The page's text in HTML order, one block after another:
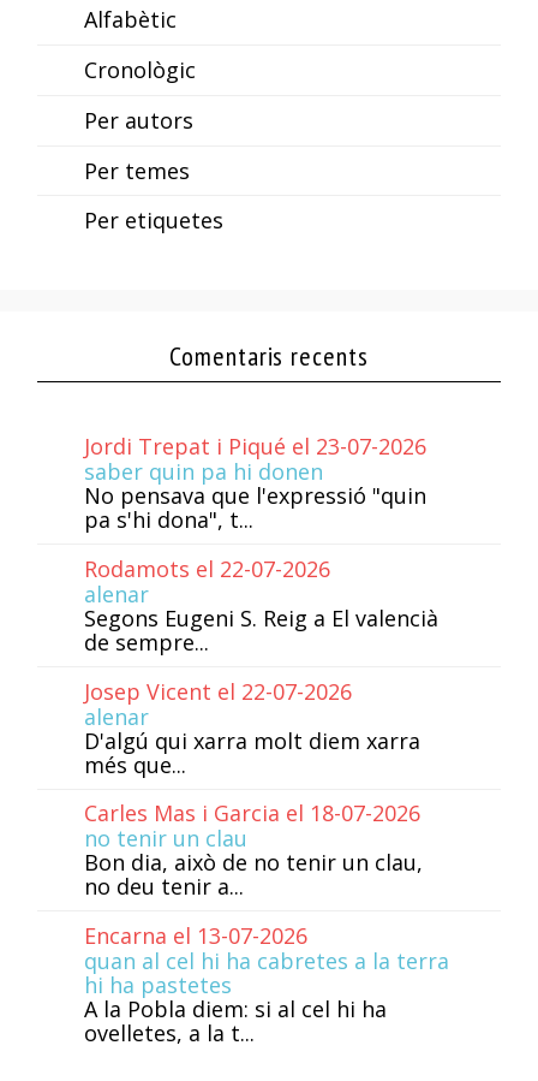
Alfabètic
Cronològic
Per autors
Per temes
Per etiquetes
Comentaris recents
Jordi Trepat i Piqué el 23-07-2026
saber quin pa hi donen
No pensava que l'expressió "quin
pa s'hi dona", t...
Rodamots el 22-07-2026
alenar
Segons Eugeni S. Reig a El valencià
de sempre...
Josep Vicent el 22-07-2026
alenar
D'algú qui xarra molt diem xarra
més que...
Carles Mas i Garcia el 18-07-2026
no tenir un clau
Bon dia, això de no tenir un clau,
no deu tenir a...
Encarna el 13-07-2026
quan al cel hi ha cabretes a la terra
hi ha pastetes
A la Pobla diem: si al cel hi ha
ovelletes, a la t...